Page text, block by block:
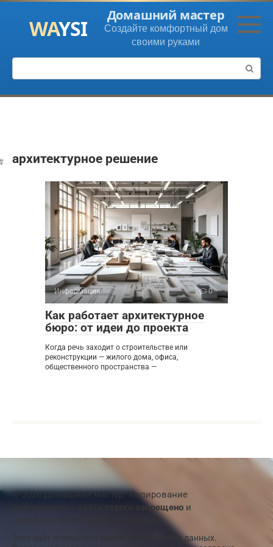
Перейти
контенту
Домашний мастер
Создайте комфортный дом
своими руками
Поиск:
архитектурное решение
Информация 0
Как работает архитектурное
бюро: от идеи до проекта
Когда речь заходит о строительстве или
реконструкции — жилого дома, офиса,
общественного пространства —
© 2026 Домашний мастер. Копирование
строго запрещено и
преследуется в судебном порядке
Этот сайт использует
для хранения данных.